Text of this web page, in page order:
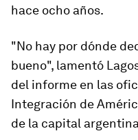
hace ocho años.
"No hay por dónde
bueno", lamentó
del informe en las
Integración de
de la capital